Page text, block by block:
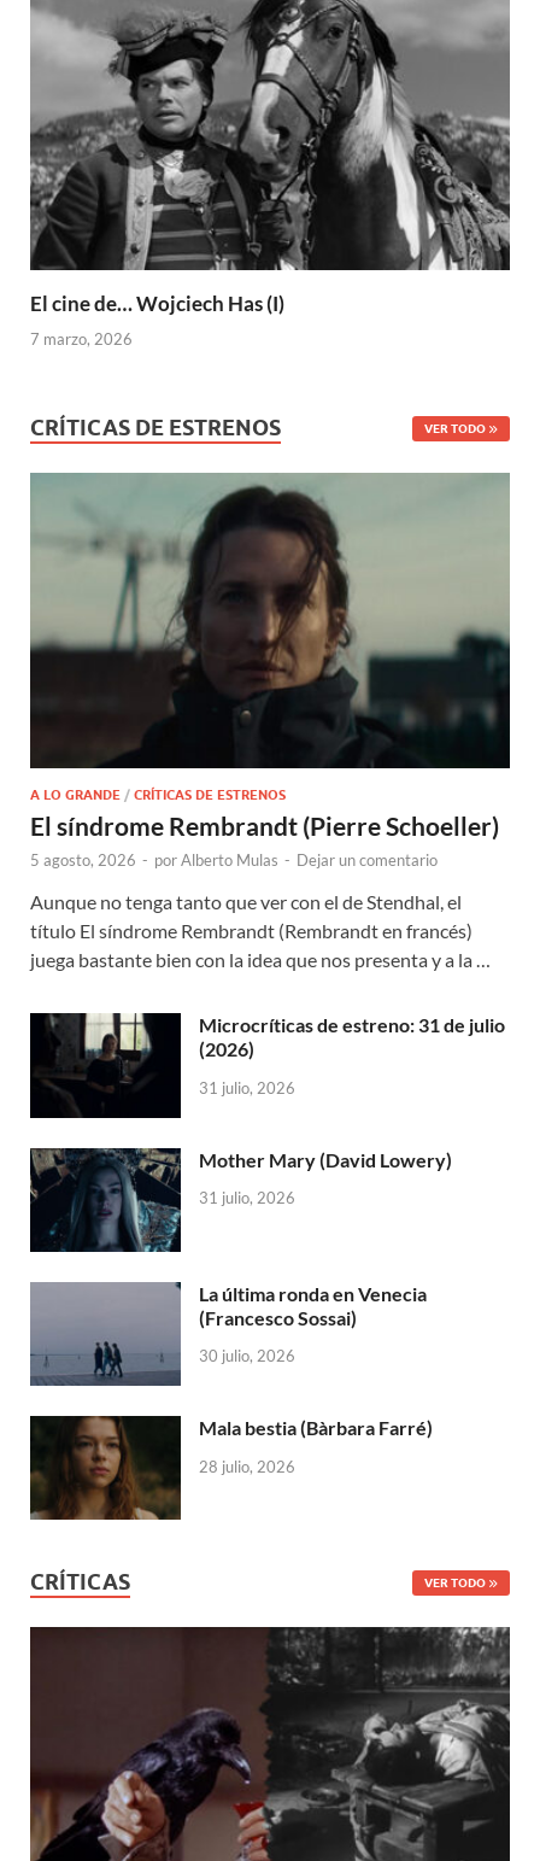
El cine de… Wojciech Has (I)
7 marzo, 2026
CRÍTICAS DE ESTRENOS VER TODO
A LO GRANDE / CRÍTICAS DE ESTRENOS
El síndrome Rembrandt (Pierre Schoeller)
5 agosto, 2026 - porAlberto Mulas - Dejar un comentario
Aunque no tenga tanto que ver con el de Stendhal, el
título El síndrome Rembrandt (Rembrandt en francés)
juega bastante bien con la idea que nos presenta y a la …
Microcríticas de estreno: 31 de julio
(2026)
31 julio, 2026
Mother Mary (David Lowery)
31 julio, 2026
La última ronda en Venecia
(Francesco Sossai)
30 julio, 2026
Mala bestia (Bàrbara Farré)
28 julio, 2026
CRÍTICAS VER TODO